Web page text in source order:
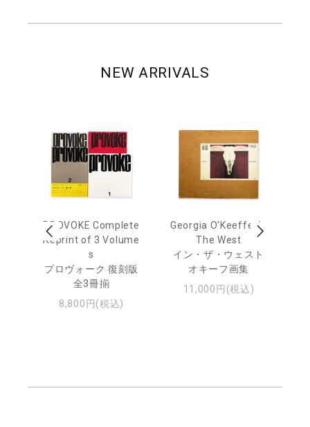
NEW ARRIVALS
PROVOKE Complete
Reprint of 3 Volume
s
プロヴォーク 復刻版
全3冊揃
8,800円(税込)
Georgia O'Keeffe: In
The West
イン・ザ・ウェスト
オキーフ画集
11,000円(税込)